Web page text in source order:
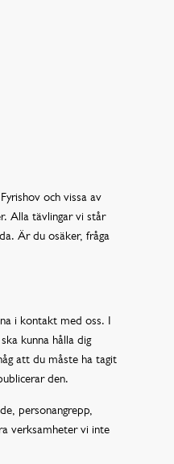
och vissa av
Alla tävlingar vi står
Är du osäker, fråga
i kontakt med oss. I
kunna hålla dig
att du måste ha tagit
den.
personangrepp,
verksamheter vi inte